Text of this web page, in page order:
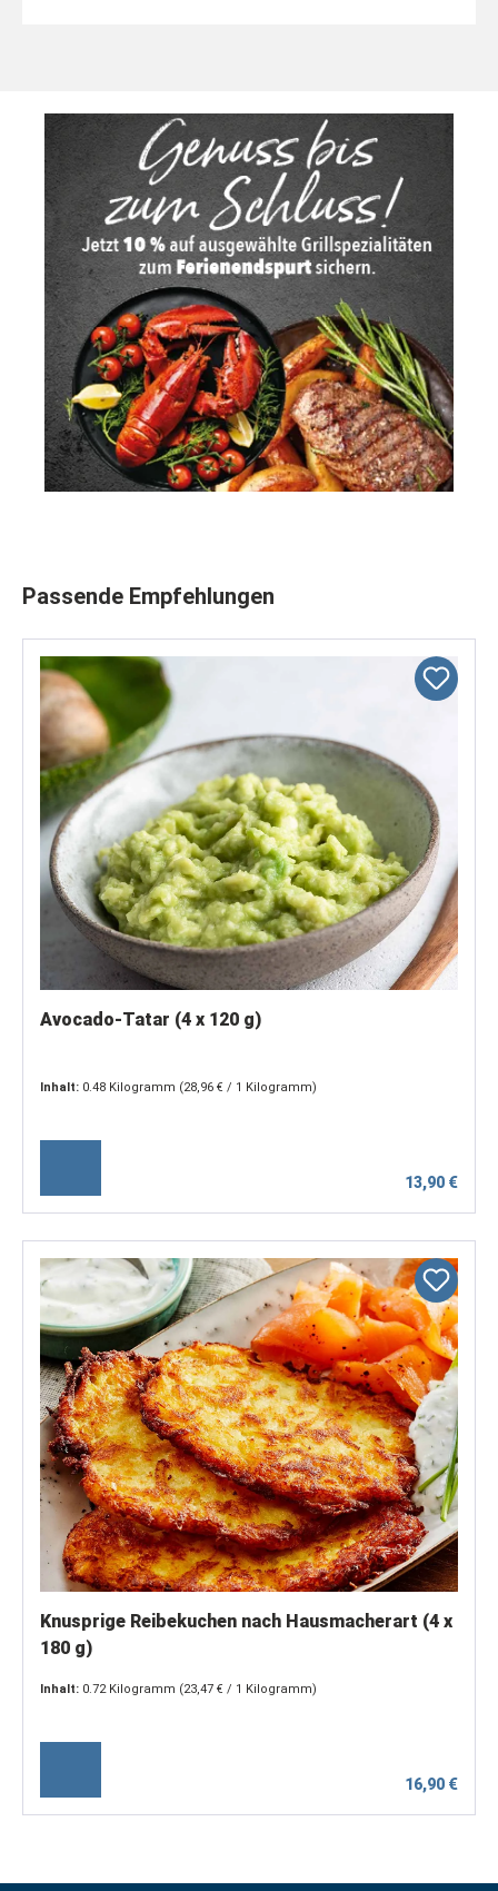
Produktgalerie überspringen
Passende Empfehlungen
Avocado-Tatar (4 x 120 g)
Inhalt: 0.48 Kilogramm (28,96 € / 1 Kilogramm)
13,90 €
Knusprige Reibekuchen nach Hausmacherart (4 x
180 g)
Inhalt: 0.72 Kilogramm (23,47 € / 1 Kilogramm)
16,90 €